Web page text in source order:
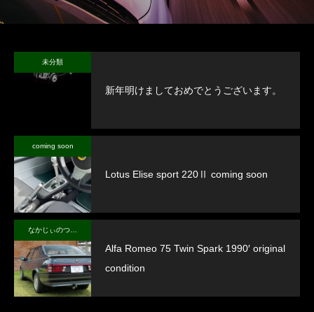
未分類
新年明けましておめでとうございます。
coming soon
Lotus Elise sport 220Ⅱ coming soon
Alfa Romeo 75 Twin Spark 1990′ original
condition